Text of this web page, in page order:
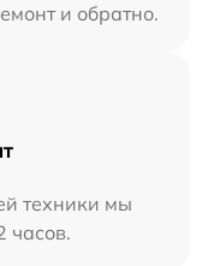
и обратно.
техники мы
часов.